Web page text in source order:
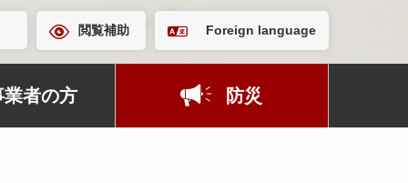
閲覧補助 Foreign language
業者の方 防災